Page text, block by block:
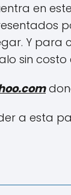
en
Y para
sin costo
a esta